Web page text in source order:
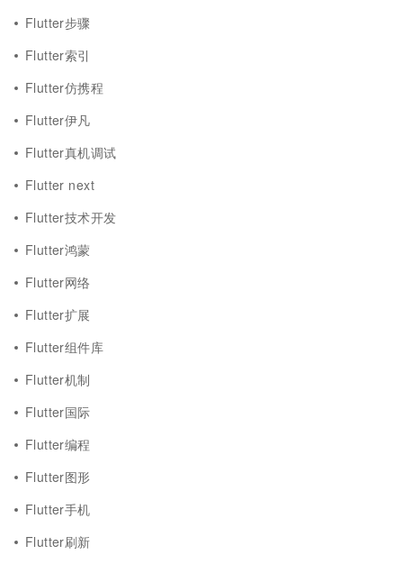
Flutter步骤
Flutter索引
Flutter仿携程
Flutter伊凡
Flutter真机调试
Flutter next
Flutter技术开发
Flutter鸿蒙
Flutter网络
Flutter扩展
Flutter组件库
Flutter机制
Flutter国际
Flutter编程
Flutter图形
Flutter手机
Flutter刷新